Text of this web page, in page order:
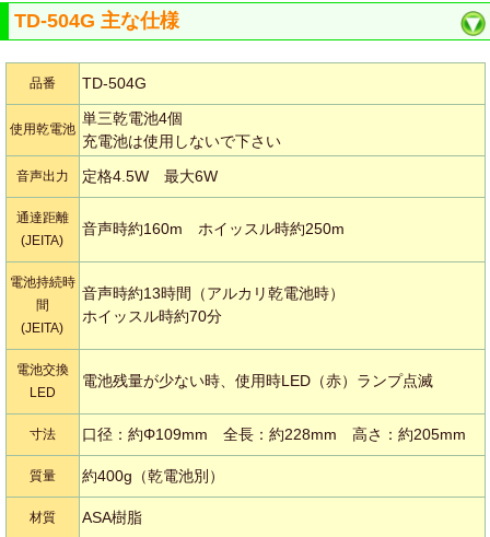
TD-504G 主な仕様
品番 TD-504G
使用乾電池
単三乾電池4個
充電池は使用しないで下さい
音声出力 定格4.5W 最大6W
通達距離
(JEITA)
音声時約160m ホイッスル時約250m
電池持続時
間
(JEITA)
音声時約13時間（アルカリ乾電池時）
ホイッスル時約70分
電池交換
LED
電池残量が少ない時、使用時LED（赤）ランプ点滅
寸法 口径：約Φ109mm 全長：約228mm 高さ：約205mm
質量 約400g（乾電池別）
材質 ASA樹脂